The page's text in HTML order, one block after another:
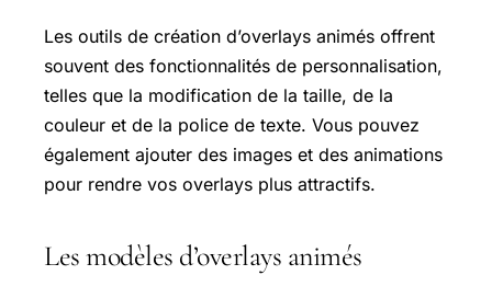
Les outils de création d’overlays animés offrent
souvent des fonctionnalités de personnalisation,
telles que la modification de la taille, de la
couleur et de la police de texte. Vous pouvez
également ajouter des images et des animations
pour rendre vos overlays plus attractifs.
Les modèles d’overlays animés